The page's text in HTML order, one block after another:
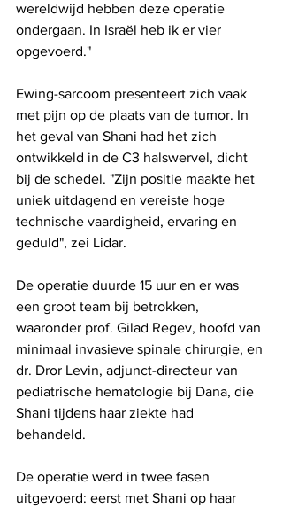
wereldwijd hebben deze operatie
ondergaan. In Israël heb ik er vier
opgevoerd."
Ewing-sarcoom presenteert zich vaak
met pijn op de plaats van de tumor. In
het geval van Shani had het zich
ontwikkeld in de C3 halswervel, dicht
bij de schedel. "Zijn positie maakte het
uniek uitdagend en vereiste hoge
technische vaardigheid, ervaring en
geduld", zei Lidar.
De operatie duurde 15 uur en er was
een groot team bij betrokken,
waaronder prof. Gilad Regev, hoofd van
minimaal invasieve spinale chirurgie, en
dr. Dror Levin, adjunct-directeur van
pediatrische hematologie bij Dana, die
Shani tijdens haar ziekte had
behandeld.
De operatie werd in twee fasen
uitgevoerd: eerst met Shani op haar